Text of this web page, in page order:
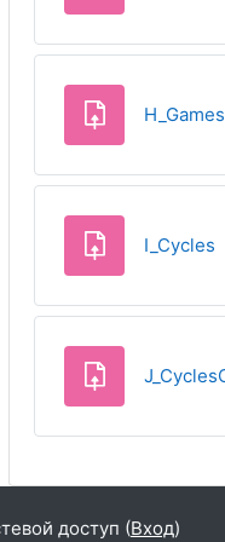
H_Games
I_Cycles
доступ (Вход)